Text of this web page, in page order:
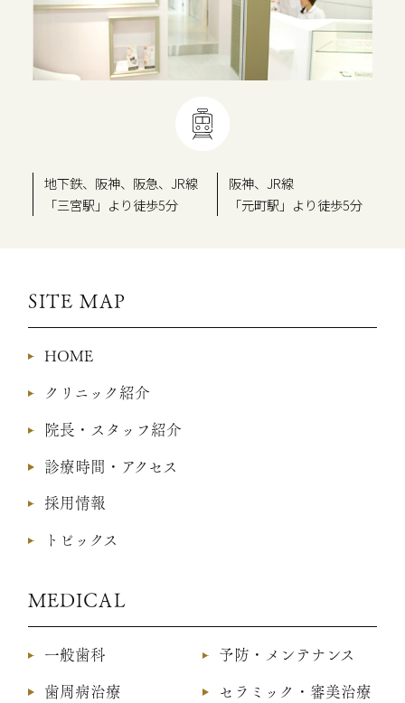
地下鉄、阪神、阪急、JR線
「三宮駅」より徒歩5分
阪神、JR線
「元町駅」より徒歩5分
SITE MAP
HOME
クリニック紹介
院長・スタッフ紹介
診療時間・アクセス
採用情報
トピックス
MEDICAL
一般歯科
歯周病治療
予防・メンテナンス
セラミック・審美治療